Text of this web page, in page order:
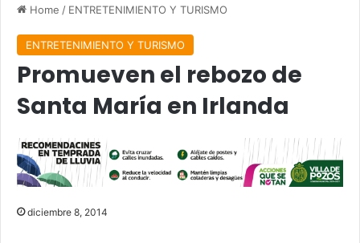
Home / ENTRETENIMIENTO Y TURISMO
ENTRETENIMIENTO Y TURISMO
Promueven el rebozo de
Santa María en Irlanda
diciembre 8, 2014